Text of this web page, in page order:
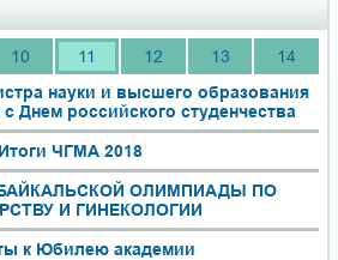
10 11 12 13
14
науки и высшего образования
Днем российского студенчества
Итоги ЧГМА 2018
ОЛИМПИАДЫ ПО
И ГИНЕКОЛОГИИ
к Юбилею академии